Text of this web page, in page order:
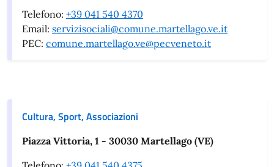
Telefono: +39 041 540 4370
Email: servizisociali@comune.martellago.ve.it
PEC: comune.martellago.ve@pecveneto.it
Cultura, Sport, Associazioni
Piazza Vittoria, 1 - 30030 Martellago (VE)